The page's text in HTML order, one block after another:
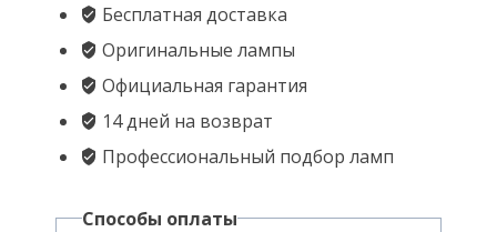
—
85410/85415
—
Гарантия
4
Бесплатная доставка
Оригинальные лампы
Официальная гарантия
14 дней на возврат
Профессиональный подбор ламп
Способы оплаты